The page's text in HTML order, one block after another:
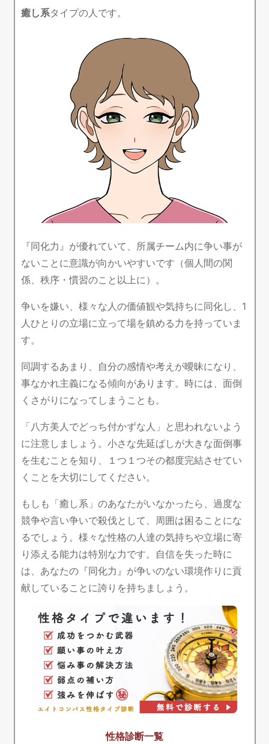
癒し系タイプの人です。
『同化力』が優れていて、所属チーム内に争い事が
ないことに意識が向かいやすいです（個人間の関
係、秩序・慣習のこと以上に）。
争いを嫌い、様々な人の価値観や気持ちに同化し、1
人ひとりの立場に立って場を鎮める力を持っていま
す。
同調するあまり、自分の感情や考えが曖昧になり、
事なかれ主義になる傾向があります。時には、面倒
くさがりになってしまうことも。
「八方美人でどっち付かずな人」と思われないよう
に注意しましょう。小さな先延ばしが大きな面倒事
を生むことを知り、１つ１つその都度完結させてい
くことを大切にしてください。
もしも「癒し系」のあなたがいなかったら、過度な
競争や言い争いで殺伐として、周囲は困ることにな
るでしょう。様々な性格の人達の気持ちや立場に寄
り添える能力は特別な力です。自信を失った時に
は、あなたの『同化力』が争いのない環境作りに貢
献していることに誇りを持ちましょう。
性格診断一覧